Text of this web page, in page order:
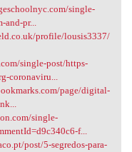
single-
and-pr...
profile/lousis3337/
single-post/https-
coronaviru...
page/digital-
single-
f...
post/5-segredos-para-